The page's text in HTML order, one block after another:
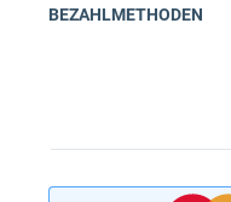
BEZAHLMETHODEN